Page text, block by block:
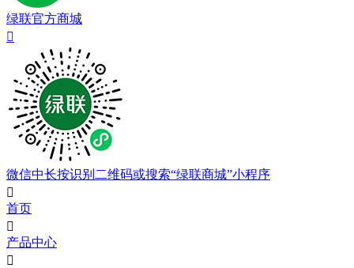
绿联官方商城

微信中长按识别二维码或搜索“绿联商城”小程序

首页

产品中心
